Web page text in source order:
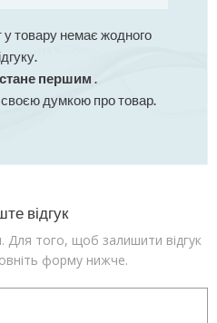
товару немає жодного
стане першим .
думкою про товар.
відгук
Для того, щоб залишити відгук
форму нижче.